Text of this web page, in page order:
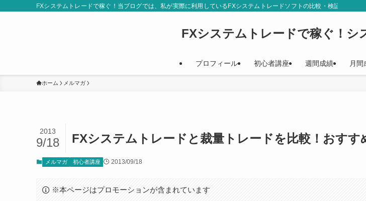
FXシステムトレードで稼ぐ！当ブログでは、私が実際に利用しているFXシステムトレードソフトの比較・検証結果を
FXシステムトレードで稼ぐ！シ
プロフィール 初心者講座 週間成績 月間
ホーム メルマガ
FXシステムトレードと裁量トレードを比較！おすす
2013
9/18
メルマガ 初心者講座 2013/09/18
※本ページはプロモーションが含まれています